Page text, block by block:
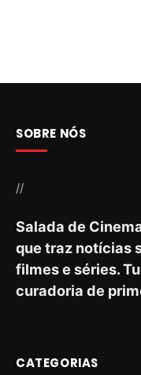
SOBRE NÓS
//
Salada de
que traz notícias
filmes e séries.
curadoria de
CATEGORIAS